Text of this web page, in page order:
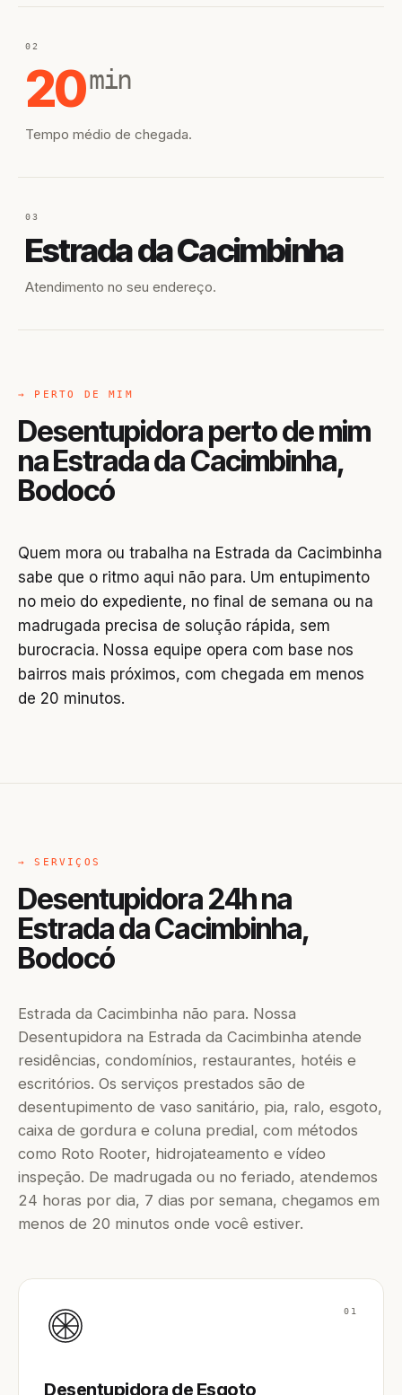
02
20min
Tempo médio de chegada.
03
Estrada da Cacimbinha
Atendimento no seu endereço.
→ PERTO DE MIM
Desentupidora perto de mim
na Estrada da Cacimbinha,
Bodocó
Quem mora ou trabalha na Estrada da Cacimbinha
sabe que o ritmo aqui não para. Um entupimento
no meio do expediente, no final de semana ou na
madrugada precisa de solução rápida, sem
burocracia. Nossa equipe opera com base nos
bairros mais próximos, com chegada em menos
de 20 minutos.
→ SERVIÇOS
Desentupidora 24h na
Estrada da Cacimbinha,
Bodocó
Estrada da Cacimbinha não para. Nossa
Desentupidora na Estrada da Cacimbinha atende
residências, condomínios, restaurantes, hotéis e
escritórios. Os serviços prestados são de
desentupimento de vaso sanitário, pia, ralo, esgoto,
caixa de gordura e coluna predial, com métodos
como Roto Rooter, hidrojateamento e vídeo
inspeção. De madrugada ou no feriado, atendemos
24 horas por dia, 7 dias por semana, chegamos em
menos de 20 minutos onde você estiver.
01
Desentupidora de Esgoto